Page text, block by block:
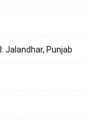
Jalandhar, Punjab